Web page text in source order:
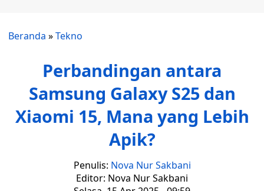
Beranda »Tekno
Perbandingan antara
Samsung Galaxy S25 dan
Xiaomi 15, Mana yang Lebih
Apik?
Penulis: Nova Nur Sakbani
Editor: Nova Nur Sakbani